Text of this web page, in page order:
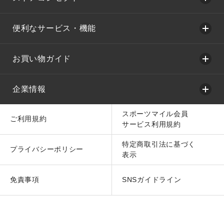
便利なサービス・機能
お買い物ガイド
企業情報
ご利用規約
スポーツマイル会員
サービス利用規約
プライバシーポリシー
特定商取引法に基づく
表示
免責事項 SNSガイドライン